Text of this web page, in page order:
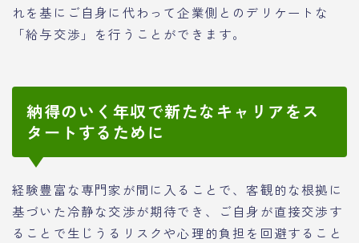
れを基にご自身に代わって企業側とのデリケートな
「給与交渉」を行うことができます。
納得のいく年収で新たなキャリアをス
タートするために
経験豊富な専門家が間に入ることで、客観的な根拠に
基づいた冷静な交渉が期待でき、ご自身が直接交渉す
ることで生じうるリスクや心理的負担を回避すること